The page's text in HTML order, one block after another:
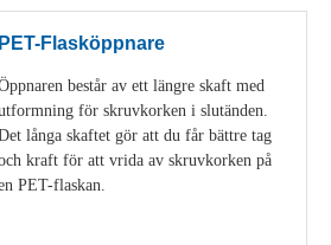
PET-Flasköppnare
består av ett längre skaft med
för skruvkorken i slutänden.
långa skaftet gör att du får bättre tag
kraft för att vrida av skruvkorken på
PET-flaskan.